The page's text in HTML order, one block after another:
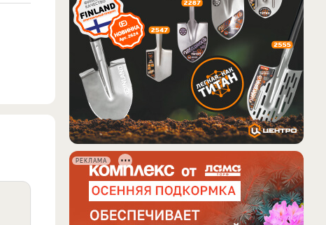
РЕКЛАМА